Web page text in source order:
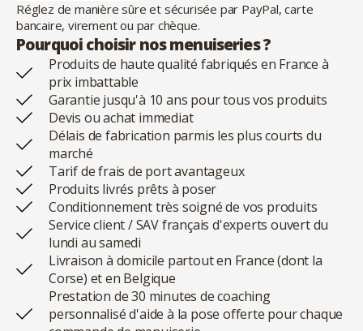
Réglez de manière sûre et sécurisée par PayPal, carte
bancaire, virement ou par chèque.
Pourquoi choisir nos menuiseries ?
Produits de haute qualité fabriqués en France à
prix imbattable
Garantie jusqu'à 10 ans pour tous vos produits
Devis ou achat immediat
Délais de fabrication parmis les plus courts du
marché
Tarif de frais de port avantageux
Produits livrés prêts à poser
Conditionnement très soigné de vos produits
Service client / SAV français d'experts ouvert du
lundi au samedi
Livraison à domicile partout en France (dont la
Corse) et en Belgique
Prestation de 30 minutes de coaching
personnalisé d'aide à la pose offerte pour chaque